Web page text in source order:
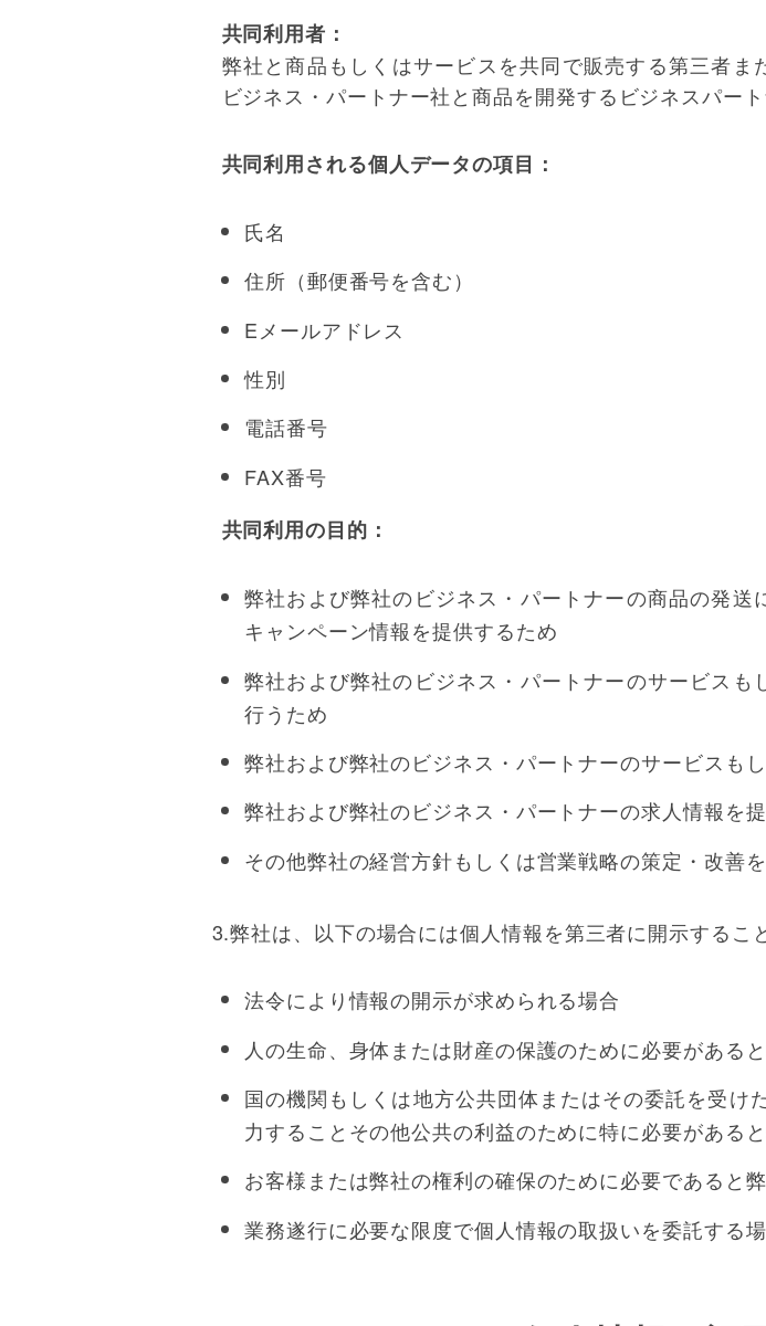
共同利用者：
弊社と商品もしくはサービスを共同で販売する第三者
ビジネス・パートナー社と商品を開発するビジネスパー
共同利用される個人データの項目：
氏名
住所（郵便番号を含む）
Eメールアドレス
性別
電話番号
FAX番号
共同利用の目的：
弊社および弊社のビジネス・パートナーの商品の発
キャンペーン情報を提供するため
弊社および弊社のビジネス・パートナーのサービス
行うため
弊社および弊社のビジネス・パートナーのサービスも
弊社および弊社のビジネス・パートナーの求人情報を
その他弊社の経営方針もしくは営業戦略の策定・改善
3.弊社は、以下の場合には個人情報を第三者に開示するこ
法令により情報の開示が求められる場合
人の生命、身体または財産の保護のために必要がある
国の機関もしくは地方公共団体またはその委託を受
力することその他公共の利益のために特に必要がある
お客様または弊社の権利の確保のために必要であると
業務遂行に必要な限度で個人情報の取扱いを委託する